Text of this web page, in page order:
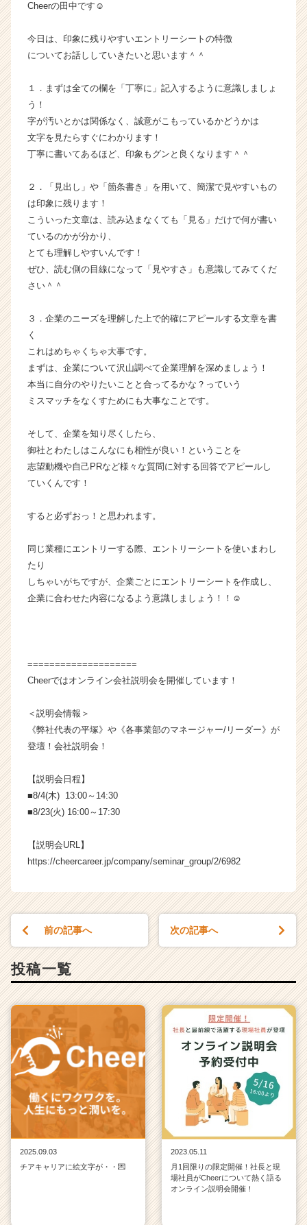
ス
カ
ト
が
く
就
活
イ
ア
ャ
リ
h
e
r
C
a
r
e
r）
Cheerの田中です☺
今日は、印象に残りやすいエントリーシートの特徴
についてお話ししていきたいと思います＾＾
１．まずは全ての欄を「丁寧に」記入するように意識しましょ
う！
字が汚いとかは関係なく、誠意がこもっているかどうかは
文字を見たらすぐにわかります！
丁寧に書いてあるほど、印象もグンと良くなります＾＾
２．「見出し」や「箇条書き」を用いて、簡潔で見やすいもの
は印象に残ります！
こういった文章は、読み込まなくても「見る」だけで何が書い
ているのかが分かり、
とても理解しやすいんです！
ぜひ、読む側の目線になって「見やすさ」も意識してみてくだ
さい＾＾
３．企業のニーズを理解した上で的確にアピールする文章を書
く
これはめちゃくちゃ大事です。
まずは、企業について沢山調べて企業理解を深めましょう！
本当に自分のやりたいことと合ってるかな？っていう
ミスマッチをなくすためにも大事なことです。
そして、企業を知り尽くしたら、
御社とわたしはこんなにも相性が良い！ということを
志望動機や自己PRなど様々な質問に対する回答でアピールし
ていくんです！
すると必ずおっ！と思われます。
同じ業種にエントリーする際、エントリーシートを使いまわし
たり
しちゃいがちですが、企業ごとにエントリーシートを作成し、
企業に合わせた内容になるよう意識しましょう！！☺
====================
Cheerではオンライン会社説明会を開催しています！
＜説明会情報＞
《弊社代表の平塚》や《各事業部のマネージャー/リーダー》が
登壇！会社説明会！
【説明会日程】
■8/4(木) 13:00～14:30
■8/23(火) 16:00～17:30
【説明会URL】
https://cheercareer.jp/company/seminar_group/2/6982
前の記事へ 次の記事へ
投稿一覧
2025.09.03
チアキャリアに絵文字が・・💌
2023.05.11
月1回限りの限定開催！社長と現
場社員がCheerについて熱く語る
オンライン説明会開催！